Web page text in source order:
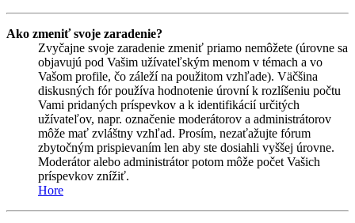
Ako zmeniť svoje zaradenie?
Zvyčajne svoje zaradenie zmeniť priamo nemôžete (úrovne sa
objavujú pod Vašim užívateľským menom v témach a vo
Vašom profile, čo záleží na použitom vzhľade). Väčšina
diskusných fór používa hodnotenie úrovní k rozlíšeniu počtu
Vami pridaných príspevkov a k identifikácií určitých
užívateľov, napr. označenie moderátorov a administrátorov
môže mať zvláštny vzhľad. Prosím, nezaťažujte fórum
zbytočným prispievaním len aby ste dosiahli vyššej úrovne.
Moderátor alebo administrátor potom môže počet Vašich
príspevkov znížiť.
Hore